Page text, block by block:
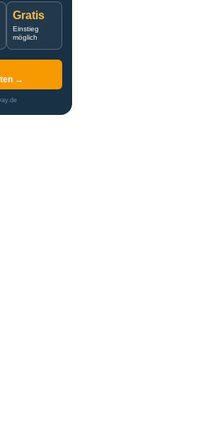
Gratis
Einstieg
möglich
→